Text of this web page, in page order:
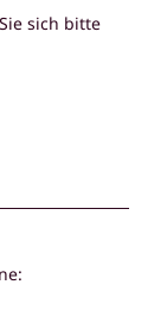
sich bitte